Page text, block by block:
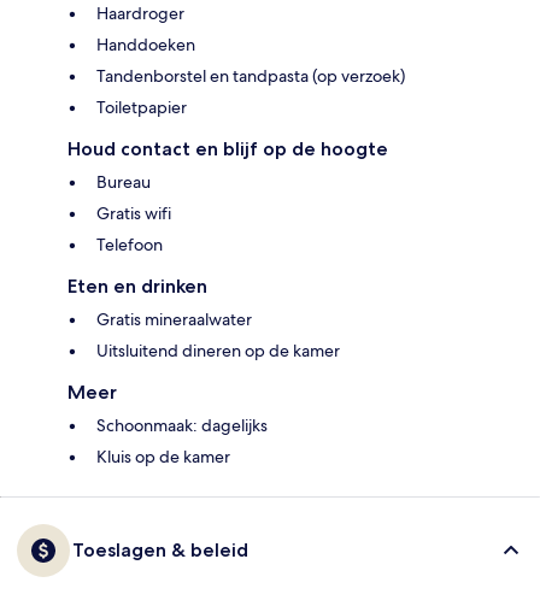
Haardroger
Handdoeken
Tandenborstel en tandpasta (op verzoek)
Toiletpapier
Houd contact en blijf op de hoogte
Bureau
Gratis wifi
Telefoon
Eten en drinken
Gratis mineraalwater
Uitsluitend dineren op de kamer
Meer
Schoonmaak: dagelijks
Kluis op de kamer
Toeslagen & beleid